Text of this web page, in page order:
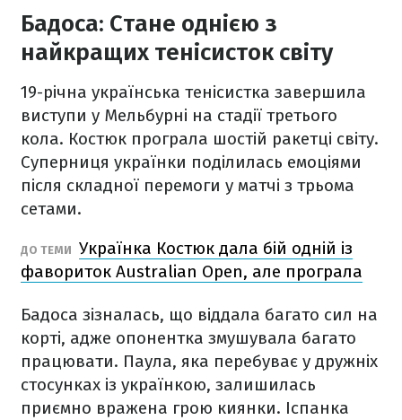
Бадоса: Стане однією з
найкращих тенісисток світу
19-річна українська тенісистка завершила
виступи у Мельбурні на стадії третього
кола. Костюк програла шостій ракетці світу.
Суперниця українки поділилась емоціями
після складної перемоги у матчі з трьома
сетами.
ДО ТЕМИ Українка Костюк дала бій одній із
фавориток Australian Open, але програла
Бадоса зізналась, що віддала багато сил на
корті, адже опонентка змушувала багато
працювати. Паула, яка перебуває у дружніх
стосунках із українкою, залишилась
приємно вражена грою киянки. Іспанка